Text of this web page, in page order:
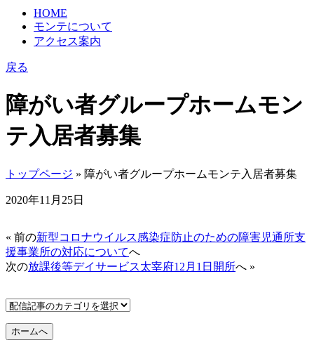
HOME
モンテについて
アクセス案内
戻る
障がい者グループホームモン
テ入居者募集
トップページ » 障がい者グループホームモンテ入居者募集
2020年11月25日
« 前の新型コロナウイルス感染症防止のための障害児通所支
援事業所の対応についてへ
次の放課後等デイサービス太宰府12月1日開所へ »